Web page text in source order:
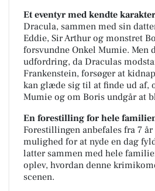
Et eventyr med kendte
Dracula, sammen med sin
Eddie, Sir Arthur og monstret
forsvundne Onkel Mumie. Men
udfordring, da Draculas
Frankenstein, forsøger at
kan glæde sig til at finde ud af,
Mumie og om Boris undgår at
En forestilling for hele
Forestillingen anbefales fra 7
mulighed for at nyde en dag
latter sammen med hele
oplev, hvordan denne
scenen.